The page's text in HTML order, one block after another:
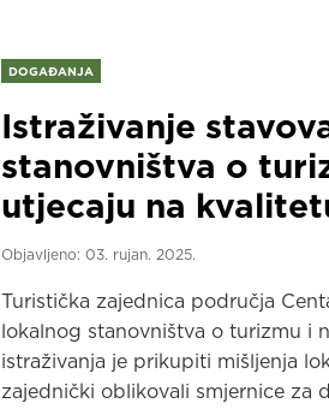
DOGAĐANJA
Istraživanje
stanovništva o
utjecaju na
Objavljeno: 03. rujan. 2025.
Turistička zajednica područja
lokalnog stanovništva o turizmu i
istraživanja je prikupiti mišljenja
zajednički oblikovali smjernice za